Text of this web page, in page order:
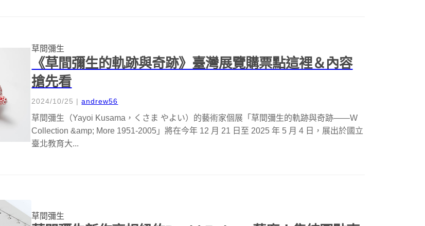
草間彌生
《草間彌生的軌跡與奇跡》臺灣展覽購票點這裡＆內容
搶先看
2024/10/25 |andrew56
草間彌生（Yayoi Kusama，くさま やよい）的藝術家個展「草間彌生的軌跡與奇跡——W
Collection &amp; More 1951-2005」將在今年 12 月 21 日至 2025 年 5 月 4 日，展出於國立
臺北教育大...
草間彌生